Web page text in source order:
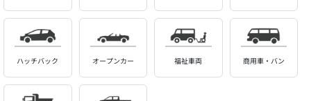
ハッチバック オープンカー 福祉車両 商用車・バン